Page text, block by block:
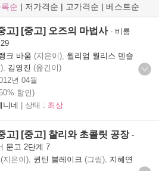
순 | 저가격순 | 고가격순 | 베스트순
고] [중고] 오즈의 마법사- 비룡
크 바움 (지은이), 윌리엄 월리스 덴슬
김영진 (옮긴이)
년 04월
할인)
니네 | 상태 : 최상
고] [중고] 찰리와 초콜릿 공장-
문고 2단계 7
(지은이), 퀸틴 블레이크 (그림), 지혜연